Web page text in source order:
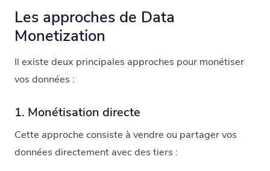
Les approches de Data
Monetization
Il existe deux principales approches pour monétiser
vos données :
1. Monétisation directe
Cette approche consiste à vendre ou partager vos
données directement avec des tiers :